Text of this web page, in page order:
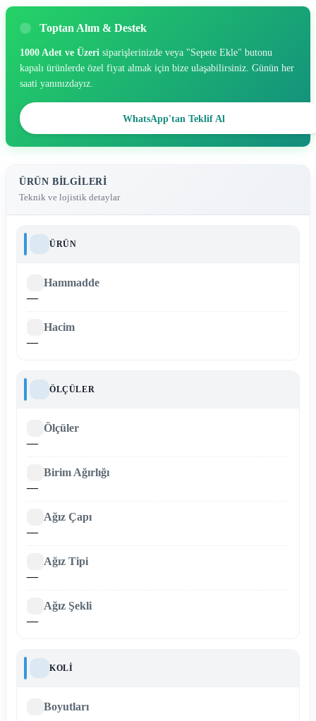
Toptan Alım & Destek
1000 Adet ve Üzeri siparişlerinizde veya "Sepete Ekle" butonu
kapalı ürünlerde özel fiyat almak için bize ulaşabilirsiniz. Günün her
saati yanınızdayız.
WhatsApp'tan Teklif Al
ÜRÜN BILGILERI
Teknik ve lojistik detaylar
ÜRÜN
Hammadde
—
Hacim
—
ÖLÇÜLER
Ölçüler
—
Birim Ağırlığı
—
Ağız Çapı
—
Ağız Tipi
—
Ağız Şekli
—
KOLI
Boyutları